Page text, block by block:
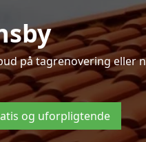
på tagrenovering eller
og uforpligtende